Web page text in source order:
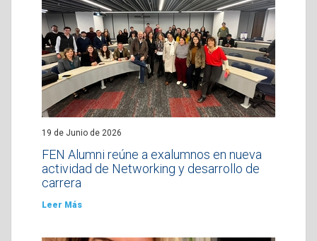
19 de Junio de 2026
FEN Alumni reúne a exalumnos en nueva
actividad de Networking y desarrollo de
carrera
Leer Más